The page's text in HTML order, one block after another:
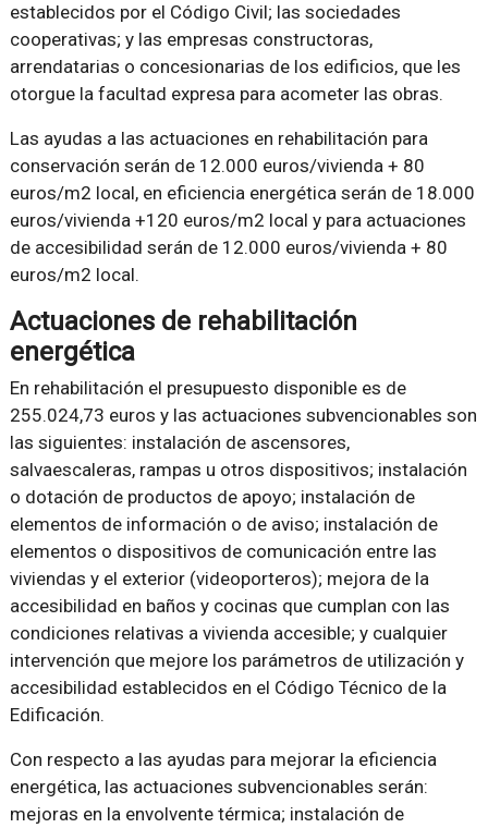
establecidos por el Código Civil; las sociedades
cooperativas; y las empresas constructoras,
arrendatarias o concesionarias de los edificios, que les
otorgue la facultad expresa para acometer las obras.
Las ayudas a las actuaciones en rehabilitación para
conservación serán de 12.000 euros/vivienda + 80
euros/m2 local, en eficiencia energética serán de 18.000
euros/vivienda +120 euros/m2 local y para actuaciones
de accesibilidad serán de 12.000 euros/vivienda + 80
euros/m2 local.
Actuaciones de rehabilitación
energética
En rehabilitación el presupuesto disponible es de
255.024,73 euros y las actuaciones subvencionables son
las siguientes: instalación de ascensores,
salvaescaleras, rampas u otros dispositivos; instalación
o dotación de productos de apoyo; instalación de
elementos de información o de aviso; instalación de
elementos o dispositivos de comunicación entre las
viviendas y el exterior (videoporteros); mejora de la
accesibilidad en baños y cocinas que cumplan con las
condiciones relativas a vivienda accesible; y cualquier
intervención que mejore los parámetros de utilización y
accesibilidad establecidos en el Código Técnico de la
Edificación.
Con respecto a las ayudas para mejorar la eficiencia
energética, las actuaciones subvencionables serán:
mejoras en la envolvente térmica; instalación de